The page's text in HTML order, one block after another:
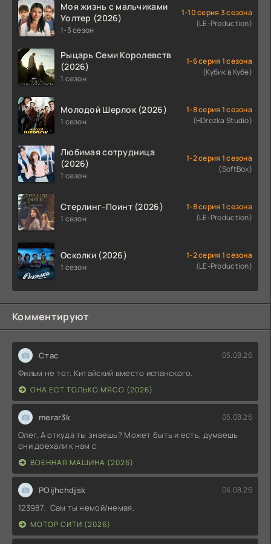
Моя жизнь с мальчиками
Уолтер (2026)
1-3 сезон
1-10 серия 3 сезона
(LE-Production)
Рыцарь Семи Королевств
(2026)
1 сезон
1-6 серия 1 сезона
(Кубик в Кубе)
Молодой Шерлок (2026)
1 сезон
1-8 серия 1 сезона
(HDrezka Studio)
Любимая сотрудница
(2026)
1 сезон
1-2 серия 1 сезона
(SoftBox)
Стерлинг-Поинт (2026)
1 сезон
1-8 серия 1 сезона
(LE-Production)
Осколки (2026)
1 сезон
1-2 серия 1 сезона
(LE-Production)
Комментируют
Стас 05.08.26
Фильм не тот. Китайский вместо испанского.
ОНА ЕСТ ТОЛЬКО МЯСО (2026)
merar3k 05.08.26
Олег, А откуда ты знаешь? Может быть и есть, думаешь
они доехали к нам с
ВОЕННАЯ МАШИНА (2026)
POijhchdjsk 04.08.26
123987, Сам ты немой/немая.
МОТОР СИТИ (2026)